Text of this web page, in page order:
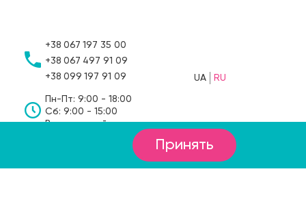
+38 067 197 35 00
+38 067 497 91 09
+38 099 197 91 09
Пн-Пт: 9:00 - 18:00
Сб: 9:00 - 15:00
Вс: выходной
UA RU
Принять